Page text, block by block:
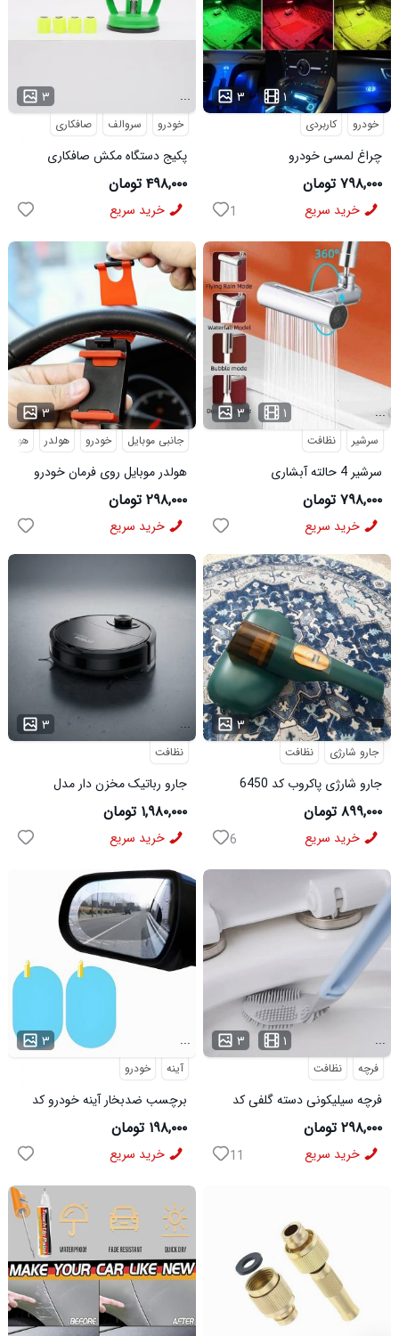
۳ ...
خودرو سروالف صافکاری
پکیج دستگاه مکش صافکاری
سروالف VIPشب نما
۴۹۸,۰۰۰ تومان
خرید سریع
۳ ۱ ...
خودرو کاربردی
چراغ لمسی خودرو
۷۹۸,۰۰۰ تومان
خرید سریع 1
۳ ...
جانبی موبایل خودرو هولدر هولدر
هولدر موبایل روی فرمان خودرو
مدل 2587
۲۹۸,۰۰۰ تومان
خرید سریع
۳ ۱ ...
سرشیر نظافت
سرشیر 4 حالته آبشاری
۷۹۸,۰۰۰ تومان
خرید سریع
۳ ...
نظافت
جارو رباتیک مخزن دار مدل
NO.8088 کد 6501
۱,۹۸۰,۰۰۰ تومان
خرید سریع
۳
جارو شارژی نظافت
جارو شارژی پاکروب کد 6450
۸۹۹,۰۰۰ تومان
خرید سریع 6
۳ ...
آینه خودرو
برچسب ضدبخار آینه خودرو کد
6249
۱۹۸,۰۰۰ تومان
خرید سریع
۳ ۱ ...
فرچه نظافت
فرچه سیلیکونی دسته گلفی کد
6199
۲۹۸,۰۰۰ تومان
خرید سریع 11